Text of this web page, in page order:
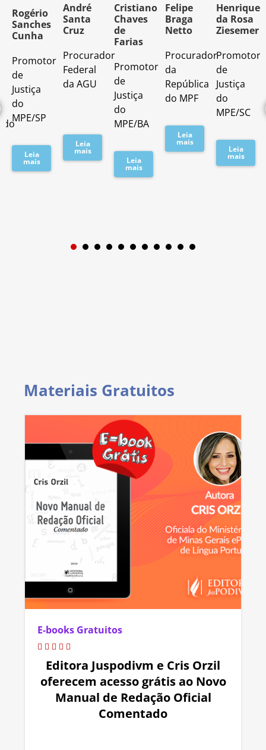
Rogério
Sanches
Cunha
Promotor
de
Justiça
do
MPE/SP
Leia
mais
André
Santa
Cruz
Procurador
Federal
da AGU
Leia
mais
Cristiano
Chaves
de
Farias
Promotor
de
Justiça
do
MPE/BA
Leia
mais
Felipe
Braga
Netto
Procurador
da
República
do MPF
Leia
mais
Henrique
da Rosa
Ziesemer
Promotor
de
Justiça
do
MPE/SC
Leia
mais
1 2 3
Materiais Gratuitos
E-books Gratuitos
Editora Juspodivm e Cris Orzil
oferecem acesso grátis ao Novo
Manual de Redação Oficial
Comentado